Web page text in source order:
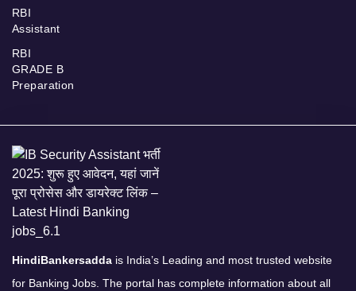
RBI
Assistant
RBI
GRADE B
Preparation
HindiBankersadda is India’s Leading and most trusted website
for Banking Jobs. The portal has complete information about all